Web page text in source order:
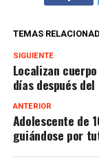
TEMAS
SIGUIENTE
Localizan
días después
ANTERIOR
Adolescente de
guiándose por